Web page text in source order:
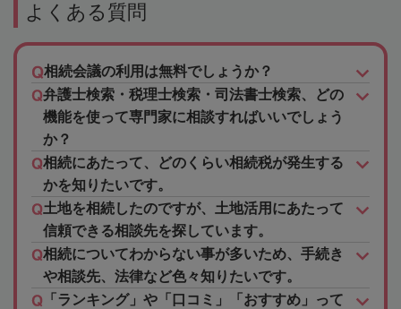
よくある質問
相続会議の利用は無料でしょうか？
弁護士検索・税理士検索・司法書士検索、どの
機能を使って専門家に相談すればいいでしょう
か？
相続にあたって、どのくらい相続税が発生する
かを知りたいです。
土地を相続したのですが、土地活用にあたって
信頼できる相談先を探しています。
相続についてわからない事が多いため、手続き
や相談先、法律など色々知りたいです。
「ランキング」や「口コミ」「おすすめ」って